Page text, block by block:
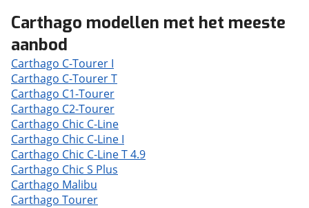
Carthago modellen met het meeste
aanbod
Carthago C-Tourer I
Carthago C-Tourer T
Carthago C1-Tourer
Carthago C2-Tourer
Carthago Chic C-Line
Carthago Chic C-Line I
Carthago Chic C-Line T 4.9
Carthago Chic S Plus
Carthago Malibu
Carthago Tourer